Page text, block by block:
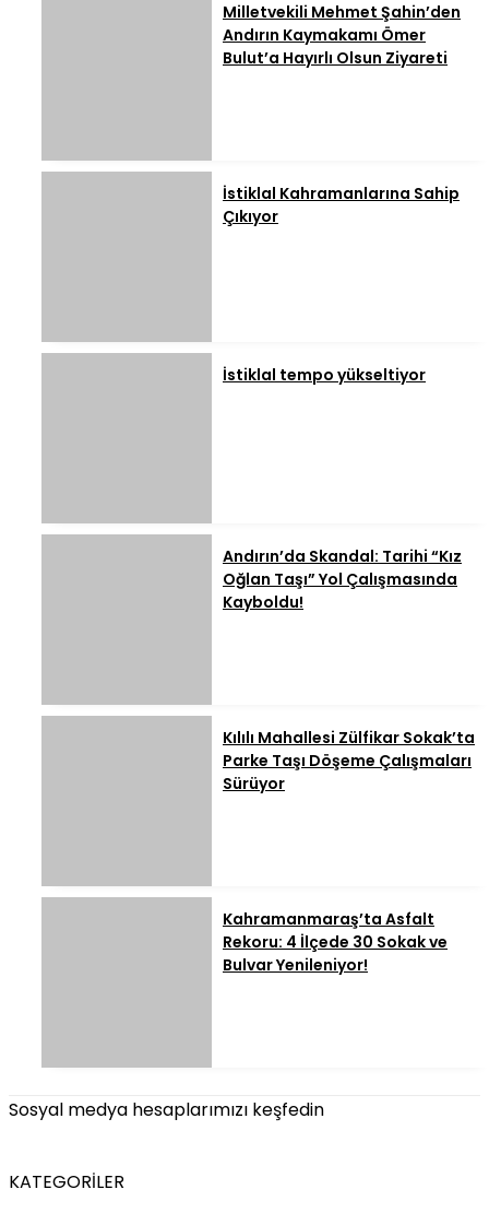
Milletvekili Mehmet Şahin’den
Andırın Kaymakamı Ömer
Bulut’a Hayırlı Olsun Ziyareti
İstiklal Kahramanlarına Sahip
Çıkıyor
İstiklal tempo yükseltiyor
Andırın’da Skandal: Tarihi “Kız
Oğlan Taşı” Yol Çalışmasında
Kayboldu!
Kılılı Mahallesi Zülfikar Sokak’ta
Parke Taşı Döşeme Çalışmaları
Sürüyor
Kahramanmaraş’ta Asfalt
Rekoru: 4 İlçede 30 Sokak ve
Bulvar Yenileniyor!
Sosyal medya hesaplarımızı keşfedin
KATEGORİLER